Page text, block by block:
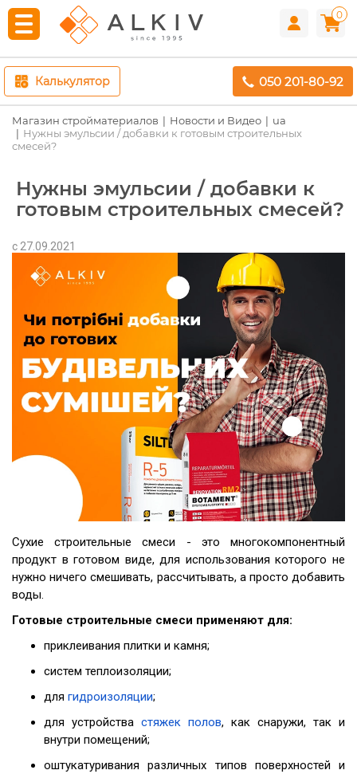
0
Калькулятор 050 201-80-92
Магазин стройматериалов Новости и Видео
ua
Нужны эмульсии / добавки к готовым строительных
смесей?
Нужны эмульсии / добавки к
готовым строительных смесей?
c 27.09.2021
Сухие строительные смеси - это многокомпонентный
продукт в готовом виде, для использования которого не
нужно ничего смешивать, рассчитывать, а просто добавить
воды.
Готовые строительные смеси применяют для:
приклеивания плитки и камня;
систем теплоизоляции;
для гидроизоляции;
для устройства стяжек полов, как снаружи, так и
внутри помещений;
оштукатуривания различных типов поверхностей и